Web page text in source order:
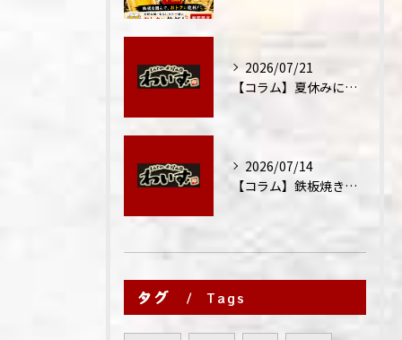
2026/07/21
【コラム】夏休みに家族外食が増える理由
2026/07/14
【コラム】鉄板焼きが"コミュニケーション飯"と呼ばれる理由
タグ Tags